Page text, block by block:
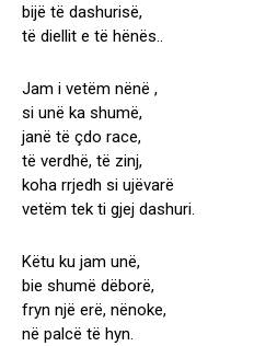
bijë të dashurisë,
të diellit e të hënës..
Jam i vetëm nënë ,
si unë ka shumë,
janë të çdo race,
të verdhë, të zinj,
koha rrjedh si ujëvarë
vetëm tek ti gjej dashuri.
Këtu ku jam unë,
bie shumë dëborë,
fryn një erë, nënoke,
në palcë të hyn.